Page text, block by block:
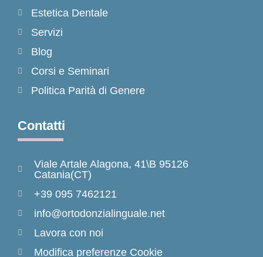
Estetica Dentale
Servizi
Blog
Corsi e Seminari
Politica Parità di Genere
Contatti
Viale Artale Alagona, 41\B 95126
Catania(CT)
+39 095 7462121
info@ortodonzialinguale.net
Lavora con noi
Modifica preferenze Cookie